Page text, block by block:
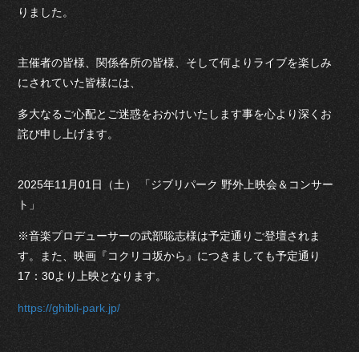
りました。
主催者の皆様、関係各所の皆様、そして何よりライブを楽しみ
にされていた皆様には、
多大なるご心配とご迷惑をおかけいたします事を心より深くお
詫び申し上げます。
2025年11月01日（土） 「ジブリパーク 野外上映会＆コンサー
ト」
※音楽プロデューサーの武部聡志様は予定通りご登壇されま
す。また、映画『コクリコ坂から』につきましても予定通り
17：30より上映となります。
https://ghibli-park.jp/